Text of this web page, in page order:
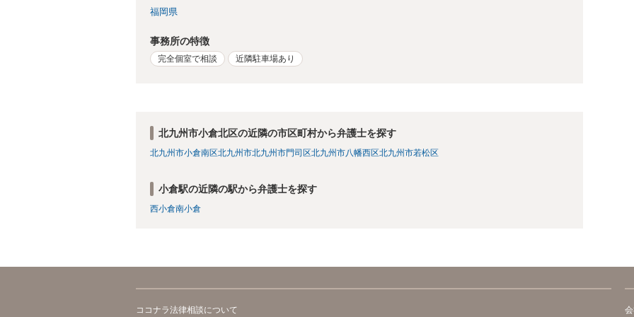
福岡県
事務所の特徴
完全個室で相談 近隣駐車場あり
北九州市小倉北区の近隣の市区町村から弁護士を探す
北九州市小倉南区北九州市北九州市門司区北九州市八幡西区北九州市若松区
小倉駅の近隣の駅から弁護士を探す
西小倉南小倉
ココナラ法律相談について